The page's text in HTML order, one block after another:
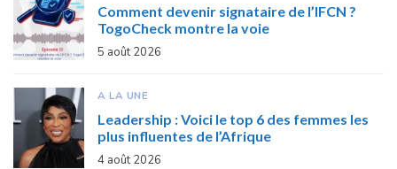
Comment devenir signataire de l’IFCN ?
TogoCheck montre la voie
5 août 2026
A LA UNE
Leadership : Voici le top 6 des femmes les
plus influentes de l’Afrique
4 août 2026